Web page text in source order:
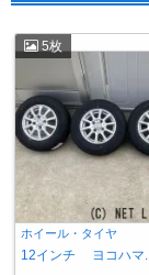
5枚
ホイール・タイヤ
12インチ ヨコハマ..